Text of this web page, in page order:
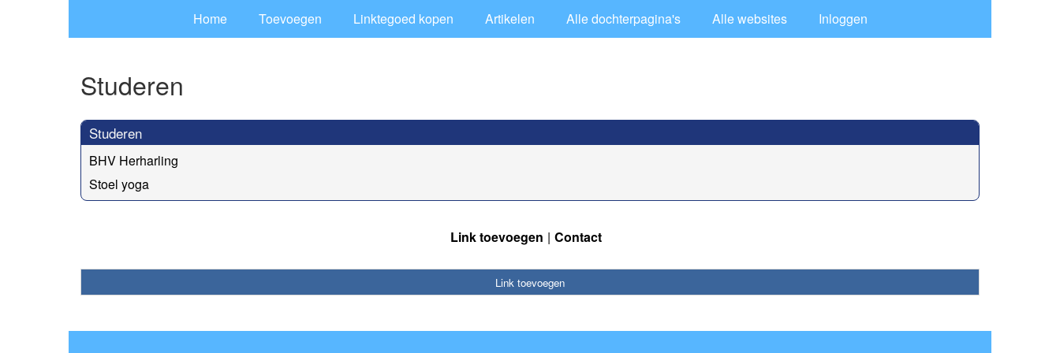
Home Toevoegen Linktegoed kopen Artikelen Alle dochterpagina's Alle websites Inloggen
Studeren
Studeren
BHV Herharling
Stoel yoga
Link toevoegen Contact
Link toevoegen